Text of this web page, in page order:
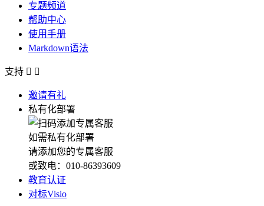
专题频道
帮助中心
使用手册
Markdown语法
支持  
邀请有礼
私有化部署
如需私有化部署
请添加您的专属客服
或致电：010-86393609
教育认证
对标Visio